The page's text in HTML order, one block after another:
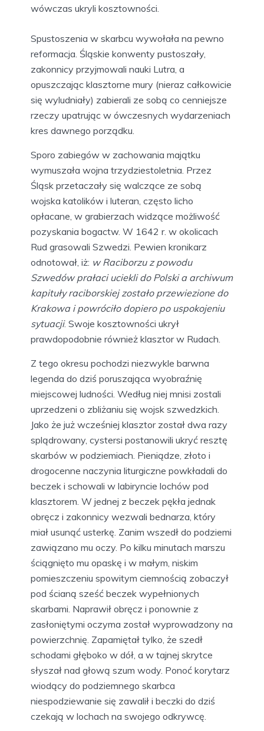
wówczas ukryli kosztowności.
Spustoszenia w skarbcu wywołała na pewno
reformacja. Śląskie konwenty pustoszały,
zakonnicy przyjmowali nauki Lutra, a
opuszczając klasztorne mury (nieraz całkowicie
się wyludniały) zabierali ze sobą co cenniejsze
rzeczy upatrując w ówczesnych wydarzeniach
kres dawnego porządku.
Sporo zabiegów w zachowania majątku
wymuszała wojna trzydziestoletnia. Przez
Śląsk przetaczały się walczące ze sobą
wojska katolików i luteran, często licho
opłacane, w grabierzach widzące możliwość
pozyskania bogactw. W 1642 r. w okolicach
Rud grasowali Szwedzi. Pewien kronikarz
odnotował, iż: w Raciborzu z powodu
Szwedów prałaci uciekli do Polski a archiwum
kapituły raciborskiej zostało przewiezione do
Krakowa i powróciło dopiero po uspokojeniu
sytuacji. Swoje kosztowności ukrył
prawdopodobnie również klasztor w Rudach.
Z tego okresu pochodzi niezwykle barwna
legenda do dziś poruszająca wyobraźnię
miejscowej ludności. Według niej mnisi zostali
uprzedzeni o zbliżaniu się wojsk szwedzkich.
Jako że już wcześniej klasztor został dwa razy
splądrowany, cystersi postanowili ukryć resztę
skarbów w podziemiach. Pieniądze, złoto i
drogocenne naczynia liturgiczne powkładali do
beczek i schowali w labiryncie lochów pod
klasztorem. W jednej z beczek pękła jednak
obręcz i zakonnicy wezwali bednarza, który
miał usunąć usterkę. Zanim wszedł do podziemi
zawiązano mu oczy. Po kilku minutach marszu
ściągnięto mu opaskę i w małym, niskim
pomieszczeniu spowitym ciemnością zobaczył
pod ścianą sześć beczek wypełnionych
skarbami. Naprawił obręcz i ponownie z
zasłoniętymi oczyma został wyprowadzony na
powierzchnię. Zapamiętał tylko, że szedł
schodami głęboko w dół, a w tajnej skrytce
słyszał nad głową szum wody. Ponoć korytarz
wiodący do podziemnego skarbca
niespodziewanie się zawalił i beczki do dziś
czekają w lochach na swojego odkrywcę.